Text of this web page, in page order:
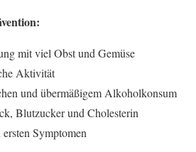
mit viel Obst und Gemüse
Aktivität
und übermäßigem Alkoholkonsum
Blutzucker und Cholesterin
Symptomen